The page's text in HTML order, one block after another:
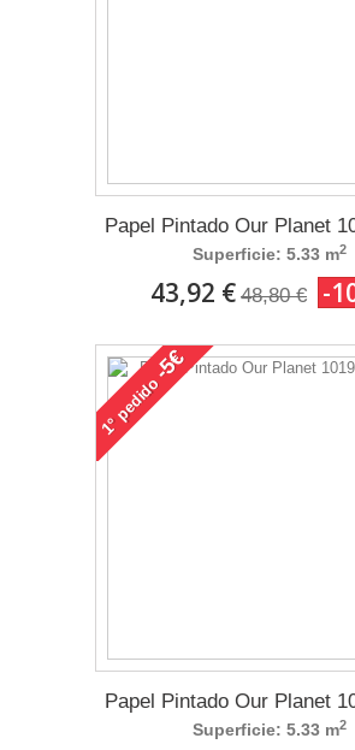
Papel Pintado Our Planet
Superficie: 5.33 m2
43,92 € 48,80 € -
1°
pedido
-5€
Papel Pintado Our Planet
Superficie: 5.33 m2